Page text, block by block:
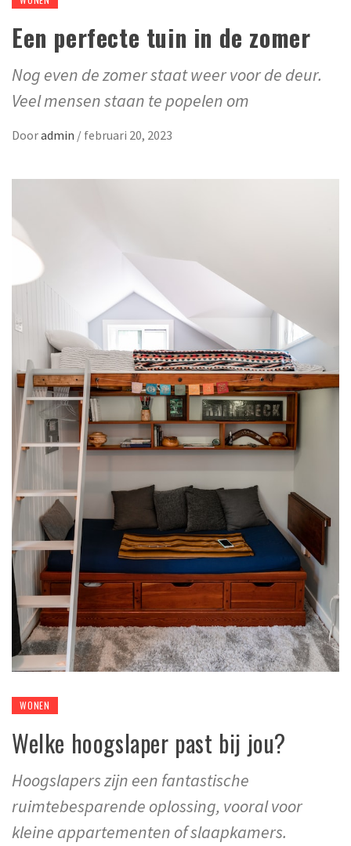
Een perfecte tuin in de zomer
Nog even de zomer staat weer voor de deur.
Veel mensen staan te popelen om
Dooradmin / februari 20, 2023
WONEN
Welke hoogslaper past bij jou?
Hoogslapers zijn een fantastische
ruimtebesparende oplossing, vooral voor
kleine appartementen of slaapkamers.